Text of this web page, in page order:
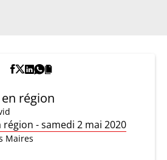
région
région - samedi 2 mai 2020
Maires